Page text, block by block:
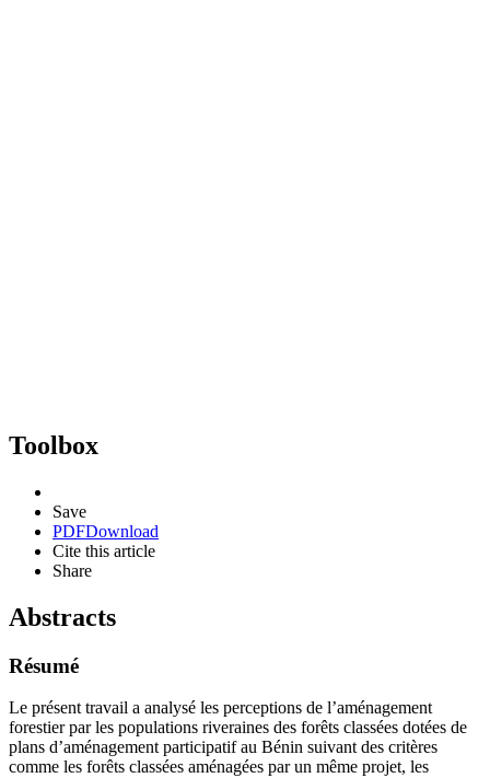
Toolbox
Save
PDFDownload
Cite this article
Share
Abstracts
Résumé
Le présent travail a analysé les perceptions de l’aménagement
forestier par les populations riveraines des forêts classées dotées de
plans d’aménagement participatif au Bénin suivant des critères
comme les forêts classées aménagées par un même projet, les